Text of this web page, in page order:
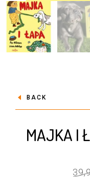
BACK
MAJKA I